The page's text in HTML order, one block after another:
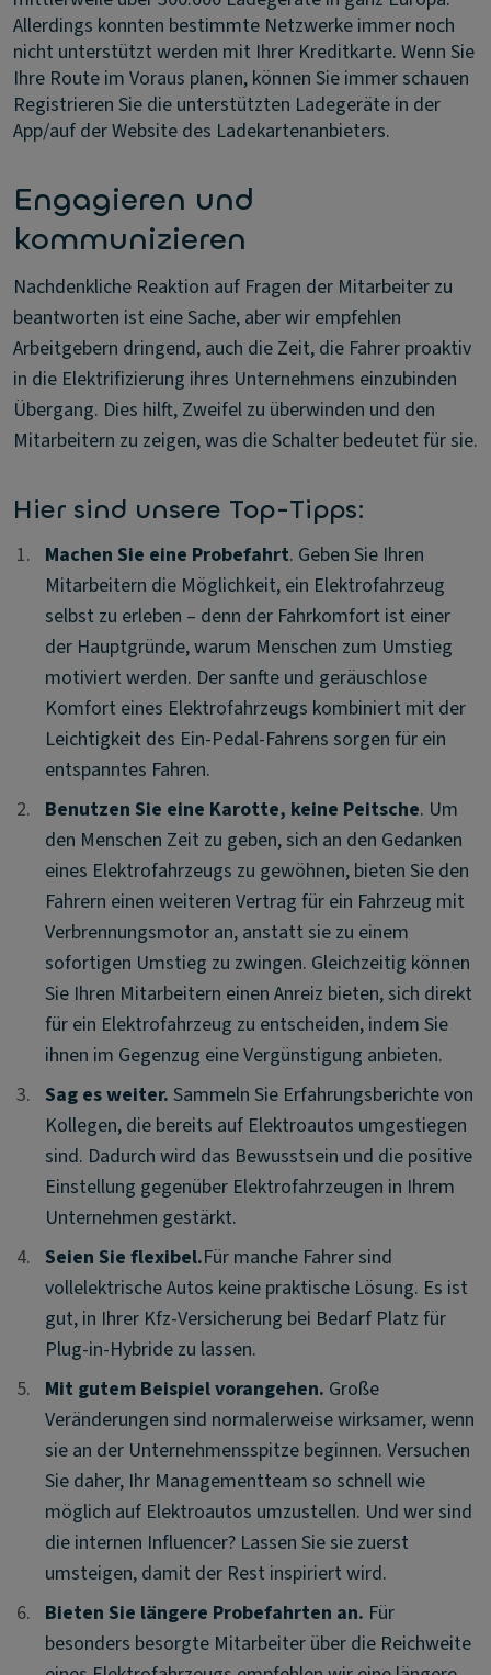
Allerdings konnten bestimmte Netzwerke immer noch
nicht unterstützt werden mit Ihrer Kreditkarte. Wenn Sie
Ihre Route im Voraus planen, können Sie immer schauen
Registrieren Sie die unterstützten Ladegeräte in der
App/auf der Website des Ladekartenanbieters.
Engagieren und
kommunizieren
Nachdenkliche Reaktion auf Fragen der Mitarbeiter zu
beantworten ist eine Sache, aber wir empfehlen
Arbeitgebern dringend, auch die Zeit, die Fahrer proaktiv
in die Elektrifizierung ihres Unternehmens einzubinden
Übergang. Dies hilft, Zweifel zu überwinden und den
Mitarbeitern zu zeigen, was die Schalter bedeutet für sie.
Hier sind unsere Top-Tipps:
1.
1. Machen Sie eine Probefahrt. Geben Sie Ihren
Mitarbeitern die Möglichkeit, ein Elektrofahrzeug
selbst zu erleben – denn der Fahrkomfort ist einer
der Hauptgründe, warum Menschen zum Umstieg
motiviert werden. Der sanfte und geräuschlose
Komfort eines Elektrofahrzeugs kombiniert mit der
Leichtigkeit des Ein-Pedal-Fahrens sorgen für ein
entspanntes Fahren.
2.
2. Benutzen Sie eine Karotte, keine Peitsche. Um
den Menschen Zeit zu geben, sich an den Gedanken
eines Elektrofahrzeugs zu gewöhnen, bieten Sie den
Fahrern einen weiteren Vertrag für ein Fahrzeug mit
Verbrennungsmotor an, anstatt sie zu einem
sofortigen Umstieg zu zwingen. Gleichzeitig können
Sie Ihren Mitarbeitern einen Anreiz bieten, sich direkt
für ein Elektrofahrzeug zu entscheiden, indem Sie
ihnen im Gegenzug eine Vergünstigung anbieten.
3.
3. Sag es weiter. Sammeln Sie Erfahrungsberichte von
Kollegen, die bereits auf Elektroautos umgestiegen
sind. Dadurch wird das Bewusstsein und die positive
Einstellung gegenüber Elektrofahrzeugen in Ihrem
Unternehmen gestärkt.
4.
4. Seien Sie flexibel.Für manche Fahrer sind
vollelektrische Autos keine praktische Lösung. Es ist
gut, in Ihrer Kfz-Versicherung bei Bedarf Platz für
Plug-in-Hybride zu lassen.
5.
5. Mit gutem Beispiel vorangehen. Große
Veränderungen sind normalerweise wirksamer, wenn
sie an der Unternehmensspitze beginnen. Versuchen
Sie daher, Ihr Managementteam so schnell wie
möglich auf Elektroautos umzustellen. Und wer sind
die internen Influencer? Lassen Sie sie zuerst
umsteigen, damit der Rest inspiriert wird.
6.
6. Bieten Sie längere Probefahrten an. Für
besonders besorgte Mitarbeiter über die Reichweite